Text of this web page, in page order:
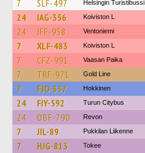
7 SLF-497 Helsingin Turistibussi
24 IAG-356 Koiviston L
24 JFF-958 Ventoniemi
7 XLF-483 Koiviston L
7 CFZ-991 Vaasan Paika
7 TRF-971 Gold Line
7 FJO-337 Hokkinen
24 FIY-592 Turun Citybus
24 OBF-790 Revon
7 JIL-89 Pukkilan Liikenne
7 HJG-813 Tokee